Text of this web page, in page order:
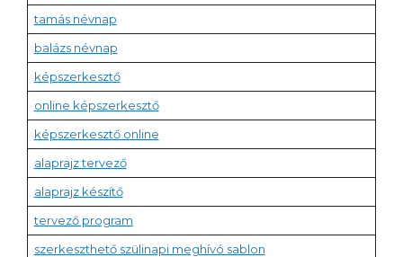
tamás névnap
balázs névnap
képszerkesztő
online képszerkesztő
képszerkesztő online
alaprajz tervező
alaprajz készítő
tervező program
szerkeszthető szülinapi meghívó sablon